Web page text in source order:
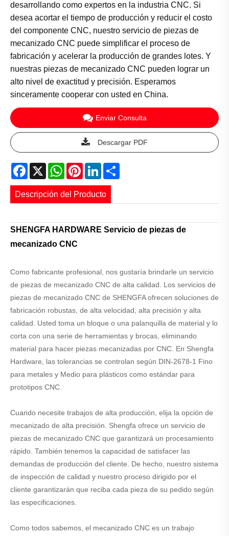
desarrollando como expertos en la industria CNC. Si
desea acortar el tiempo de producción y reducir el costo
del componente CNC, nuestro servicio de piezas de
mecanizado CNC puede simplificar el proceso de
fabricación y acelerar la producción de grandes lotes. Y
nuestras piezas de mecanizado CNC pueden lograr un
alto nivel de exactitud y precisión. Esperamos
sinceramente cooperar con usted en China.
Enviar Consulta
Descargar PDF
Facebook
X WhatsApp
PinterestLinkedIn
Descripción del Producto
SHENGFA HARDWARE Servicio de piezas de
mecanizado CNC
Como fabricante profesional, nos gustaría brindarle un servicio
de piezas de mecanizado CNC de alta calidad. Los servicios de
piezas de mecanizado CNC de SHENGFA ofrecen soluciones de
fabricación robustas, de alta velocidad, alta precisión y alta
calidad. Usted toma un bloque o una palanquilla de material y lo
corta con una serie de herramientas y brocas, eliminando
material para hacer piezas mecanizadas por CNC. En Shengfa
Hardware, las tolerancias se controlan según DIN-2678-1 Fino
para metales y Medio para plásticos como estándar para
prototipos CNC.
Cuando necesite trabajos de alta producción, elija la opción de
mecanizado de alta precisión. Shengfa ofrece un servicio de
piezas de mecanizado CNC que garantizará un procesamiento
rápido. También tenemos la capacidad de satisfacer las
demandas de producción del cliente. De hecho, nuestro sistema
de inspección de calidad y nuestro proceso dirigido por el
cliente garantizarán que reciba cada pieza de su pedido según
las especificaciones.
Como todos sabemos, el mecanizado CNC es un trabajo